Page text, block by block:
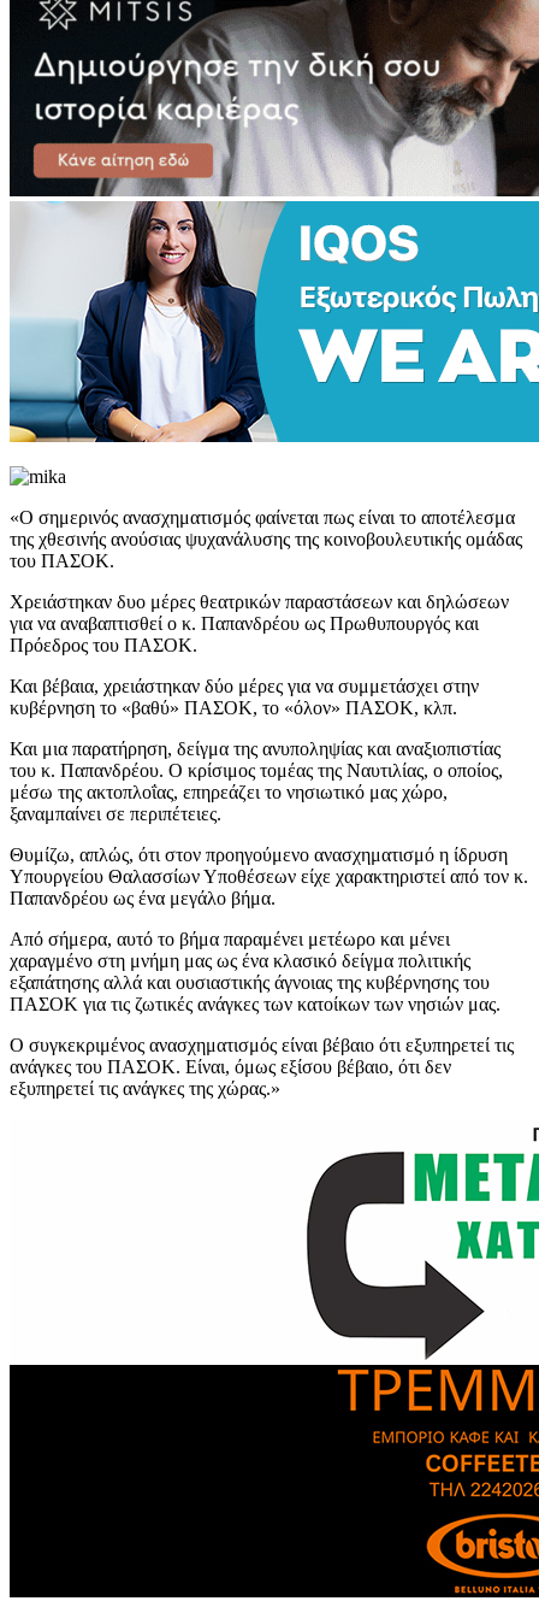
«Ο σημερινός ανασχηματισμός φαίνεται πως είναι το αποτέλεσμα
της χθεσινής ανούσιας ψυχανάλυσης της κοινοβουλευτικής ομάδας
του ΠΑΣΟΚ.
Χρειάστηκαν δυο μέρες θεατρικών παραστάσεων και δηλώσεων
για να αναβαπτισθεί ο κ. Παπανδρέου ως Πρωθυπουργός και
Πρόεδρος του ΠΑΣΟΚ.
Και βέβαια, χρειάστηκαν δύο μέρες για να συμμετάσχει στην
κυβέρνηση το «βαθύ» ΠΑΣΟΚ, το «όλον» ΠΑΣΟΚ, κλπ.
Και μια παρατήρηση, δείγμα της ανυποληψίας και αναξιοπιστίας
του κ. Παπανδρέου. Ο κρίσιμος τομέας της Ναυτιλίας, ο οποίος,
μέσω της ακτοπλοΐας, επηρεάζει το νησιωτικό μας χώρο,
ξαναμπαίνει σε περιπέτειες.
Θυμίζω, απλώς, ότι στον προηγούμενο ανασχηματισμό η ίδρυση
Υπουργείου Θαλασσίων Υποθέσεων είχε χαρακτηριστεί από τον κ.
Παπανδρέου ως ένα μεγάλο βήμα.
Από σήμερα, αυτό το βήμα παραμένει μετέωρο και μένει
χαραγμένο στη μνήμη μας ως ένα κλασικό δείγμα πολιτικής
εξαπάτησης αλλά και ουσιαστικής άγνοιας της κυβέρνησης του
ΠΑΣΟΚ για τις ζωτικές ανάγκες των κατοίκων των νησιών μας.
Ο συγκεκριμένος ανασχηματισμός είναι βέβαιο ότι εξυπηρετεί τις
ανάγκες του ΠΑΣΟΚ. Είναι, όμως εξίσου βέβαιο, ότι δεν
εξυπηρετεί τις ανάγκες της χώρας.»